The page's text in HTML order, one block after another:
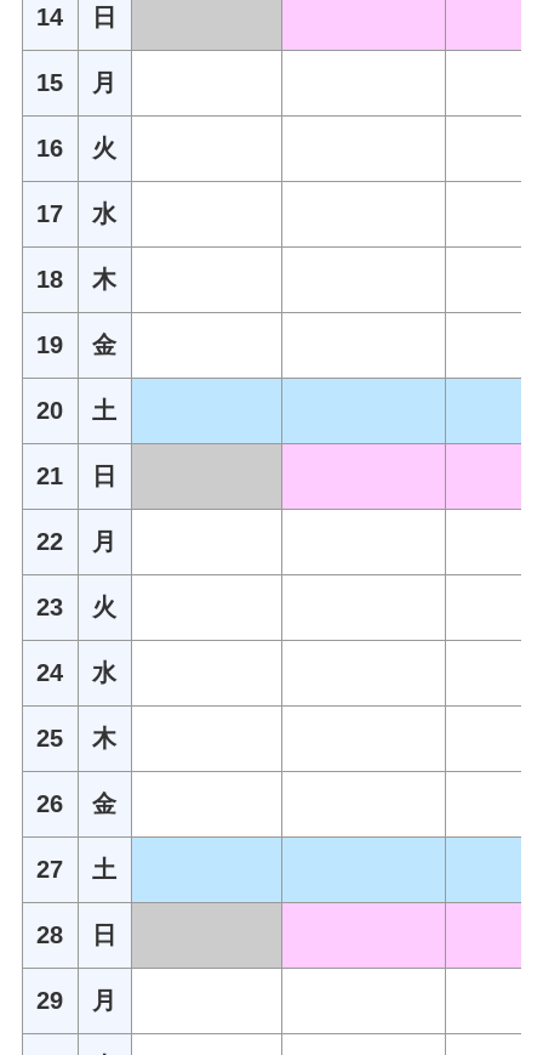
14 日
15 月
16 火
17 水
18 木
19 金
20 土
21 日
22 月
23 火
24 水
25 木
26 金
27 土
28 日
29 月